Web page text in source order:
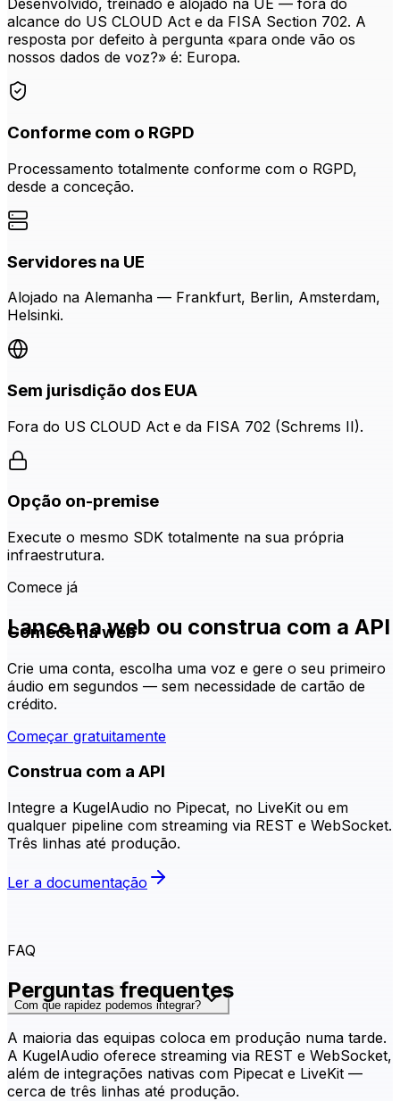
Desenvolvido, treinado e alojado na UE — fora do
alcance do US CLOUD Act e da FISA Section 702. A
resposta por defeito à pergunta «para onde vão os
nossos dados de voz?» é: Europa.
Conforme com o RGPD
Processamento totalmente conforme com o RGPD,
desde a conceção.
Servidores na UE
Alojado na Alemanha — Frankfurt, Berlin, Amsterdam,
Helsinki.
Sem jurisdição dos EUA
Fora do US CLOUD Act e da FISA 702 (Schrems II).
Opção on-premise
Execute o mesmo SDK totalmente na sua própria
infraestrutura.
Comece já
Lance na web ou construa com a API
Comece na web
Crie uma conta, escolha uma voz e gere o seu primeiro
áudio em segundos — sem necessidade de cartão de
crédito.
Começar gratuitamente
Construa com a API
Integre a KugelAudio no Pipecat, no LiveKit ou em
qualquer pipeline com streaming via REST e WebSocket.
Três linhas até produção.
Ler a documentação
FAQ
Perguntas frequentes
Com que rapidez podemos integrar?
A maioria das equipas coloca em produção numa tarde.
A KugelAudio oferece streaming via REST e WebSocket,
além de integrações nativas com Pipecat e LiveKit —
cerca de três linhas até produção.